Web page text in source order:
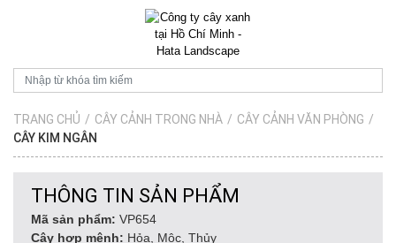
TRANG CHỦ / CÂY CẢNH TRONG NHÀ / CÂY CẢNH VĂN PHÒNG /
CÂY KIM NGÂN
THÔNG TIN SẢN PHẨM
Mã sản phẩm: VP654
Cây hợp mệnh: Hỏa, Mộc, Thủy